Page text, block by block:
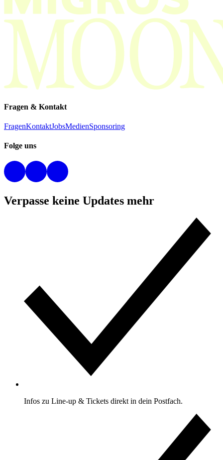
Fragen & Kontakt
FragenKontaktJobsMedienSponsoring
Folge uns
Verpasse keine Updates mehr
Infos zu Line-up & Tickets direkt in dein Postfach.